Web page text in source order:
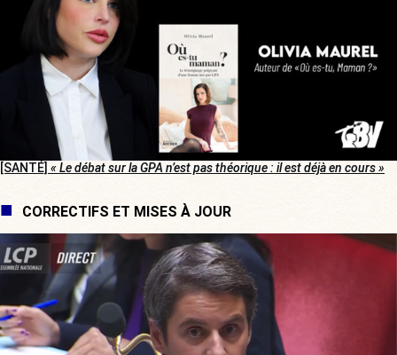
[SANTÉ] « Le débat sur la GPA n’est pas théorique : il est déjà en cours »
CORRECTIFS ET MISES À JOUR